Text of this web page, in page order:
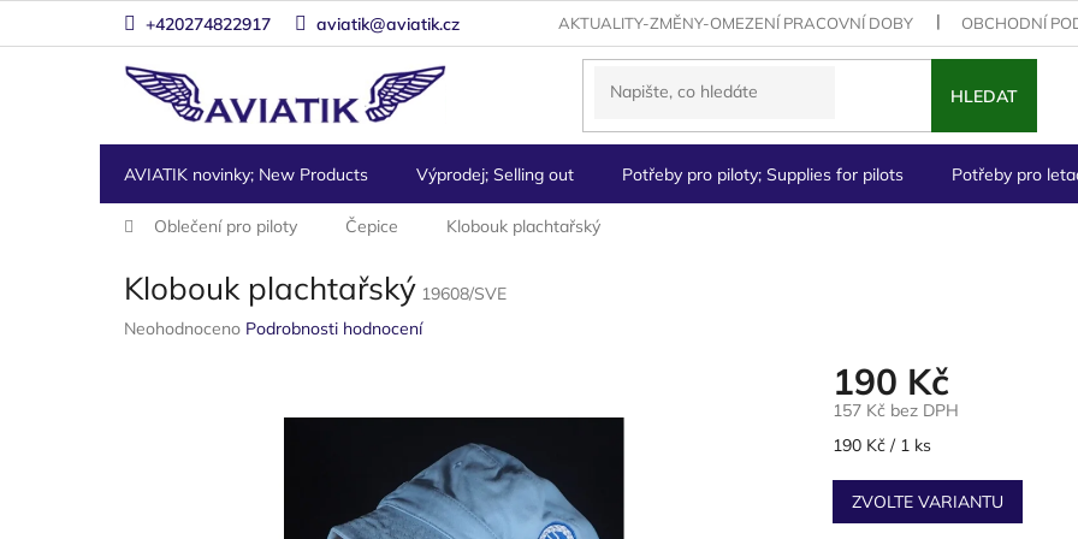
+420274822917 aviatik@aviatik.cz AKTUALITY-ZMĚNY-OMEZENÍ PRACOVNÍ DOBY OBCHODNÍ
HLEDAT
AVIATIK novinky; New Products Výprodej; Selling out Potřeby pro piloty; Supplies for pilots Potřeby pro
Oblečení pro piloty Čepice Klobouk plachtařský
Klobouk plachtařský 19608/SVE
Průměrné
Neohodnoceno Podrobnosti hodnocení
190 Kč
157 Kč bez DPH
Měrná
190 Kč / 1 ks
ZVOLTE VARIANTU